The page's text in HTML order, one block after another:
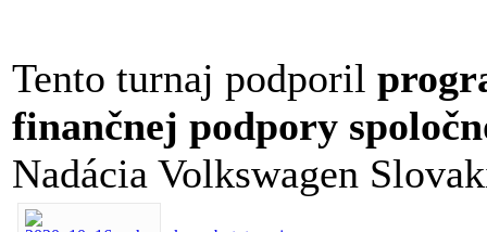
Tento turnaj podporil
finančnej podpory
Nadácia Volkswagen